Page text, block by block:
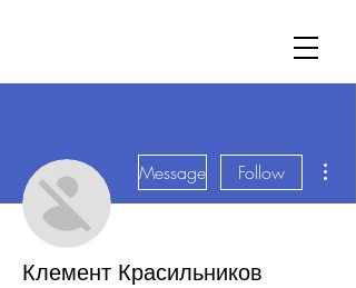
Message Follow
Клемент Красильников